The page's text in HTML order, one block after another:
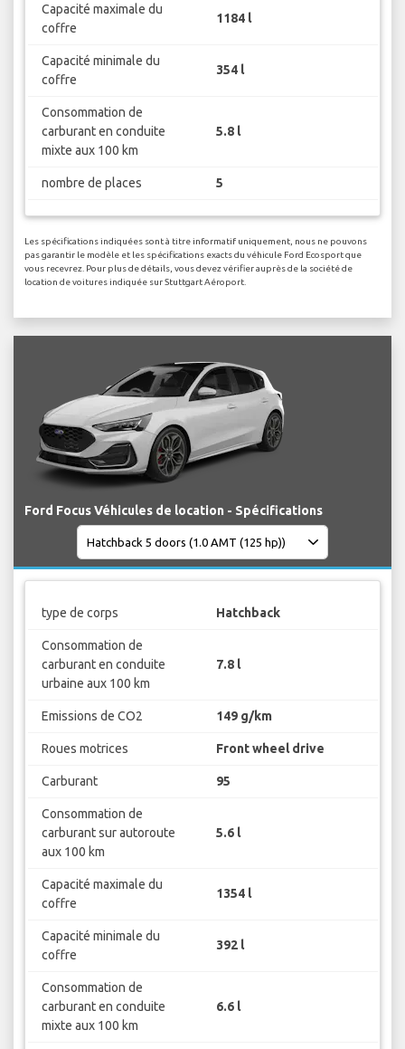
Capacité maximale du
coffre
1184 l
Capacité minimale du
coffre
354 l
Consommation de
carburant en conduite
mixte aux 100 km
5.8 l
nombre de places 5
Les spécifications indiquées sont à titre informatif uniquement, nous ne pouvons
pas garantir le modèle et les spécifications exacts du véhicule Ford Ecosport que
vous recevrez. Pour plus de détails, vous devez vérifier auprès de la société de
location de voitures indiquée sur Stuttgart Aéroport.
Ford Focus Véhicules de location - Spécifications
type de corps Hatchback
Consommation de
carburant en conduite
urbaine aux 100 km
7.8 l
Emissions de CO2 149 g/km
Roues motrices Front wheel drive
Carburant 95
Consommation de
carburant sur autoroute
aux 100 km
5.6 l
Capacité maximale du
coffre
1354 l
Capacité minimale du
coffre
392 l
Consommation de
carburant en conduite
mixte aux 100 km
6.6 l